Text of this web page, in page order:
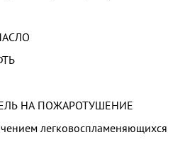
НА ПОЖАРОТУШЕНИЕ
легковоспламеняющихся